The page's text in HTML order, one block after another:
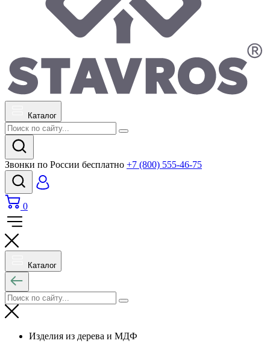
Каталог
Звонки по России бесплатно +7 (800) 555-46-75
0
Каталог
Изделия из дерева и МДФ